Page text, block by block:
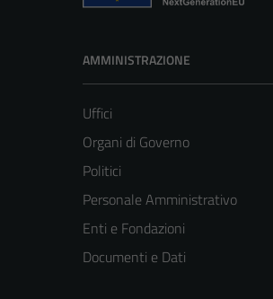
AMMINISTRAZIONE
Uffici
Organi di Governo
Politici
Personale Amministrativo
Enti e Fondazioni
Documenti e Dati